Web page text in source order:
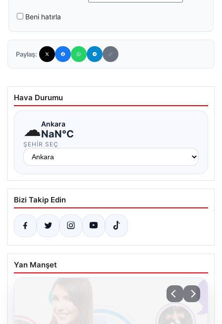
Beni hatırla
Paylaş:
Hava Durumu
☁Ankara
NaN°C
ŞEHIR SEÇ
Bizi Takip Edin
Yan Manşet